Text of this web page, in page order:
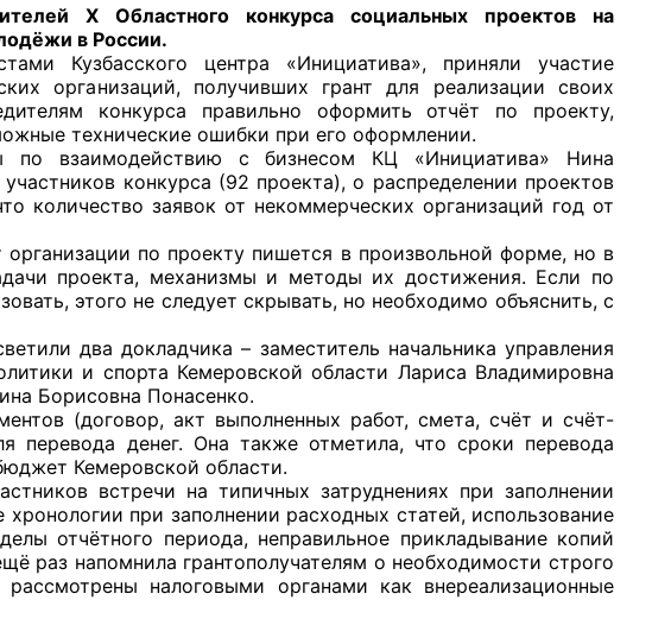
ОБРАТНАЯ СВЯЗЬ
органов
качества условий
XОбластного конкурса социальных проектов на
в России.
Кузбасского центра «Инициатива», приняли участие
организаций, получивших грант для реализации своих
конкурса правильно оформить отчёт по проекту,
технические ошибки при его оформлении.
взаимодействию с бизнесом КЦ «Инициатива» Нина
конкурса (92 проекта), о распределении проектов
количество заявок от некоммерческих организаций год от
по проекту пишется в произвольной форме, но в
проекта, механизмы и методы их достижения. Если по
этого не следует скрывать, но необходимо объяснить, с
два докладчика – заместитель начальника управления
и спорта Кемеровской области Лариса Владимировна
Борисовна Понасенко.
(договор, акт выполненных работ, смета, счёт и счёт-
перевода денег. Она также отметила, что сроки перевода
Кемеровской области.
встречи на типичных затруднениях при заполнении
при заполнении расходных статей, использование
отчётного периода, неправильное прикладывание копий
раз напомнила грантополучателям о необходимости строго
налоговыми органами как внереализационные